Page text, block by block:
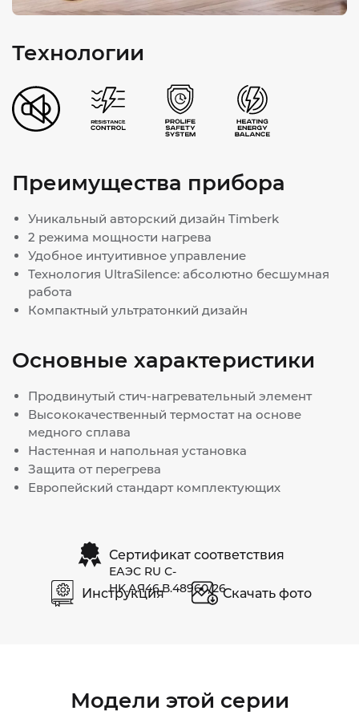
Технологии
Преимущества прибора
Уникальный авторский дизайн Timberk
2 режима мощности нагрева
Удобное интуитивное управление
Технология UltraSilence: абсолютно бесшумная
работа
Компактный ультратонкий дизайн
Основные характеристики
Продвинутый стич-нагревательный элемент
Высококачественный термостат на основе
медного сплава
Настенная и напольная установка
Защита от перегрева
Европейский стандарт комплектующих
Сертификат соответствия
ЕАЭС RU С-
HK.АЯ46.В.48960/26
Инструкция Скачать фото
Модели этой серии